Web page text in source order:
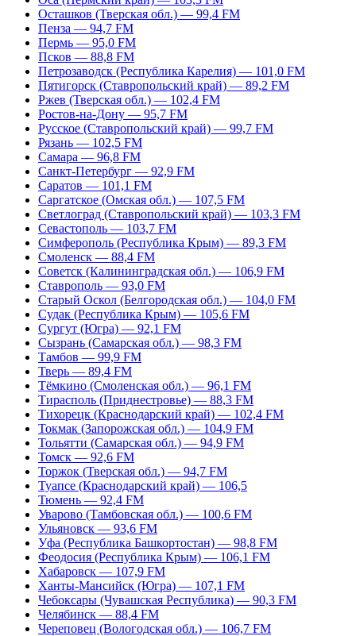
Осташков (Тверская обл.) — 99,4 FM
Пенза — 94,7 FM
Пермь — 95,0 FM
Псков — 88,8 FM
Петрозаводск (Республика Карелия) — 101,0 FM
Пятигорск (Ставропольский край) — 89,2 FM
Ржев (Тверская обл.) — 102,4 FM
Ростов-на-Дону — 95,7 FM
Русское (Ставропольский край) — 99,7 FM
Рязань — 102,5 FM
Самара — 96,8 FM
Санкт-Петербург — 92,9 FM
Саратов — 101,1 FM
Саргатское (Омская обл.) — 107,5 FM
Светлоград (Ставропольский край) — 103,3 FM
Севастополь — 103,7 FM
Симферополь (Республика Крым) — 89,3 FM
Смоленск — 88,4 FM
Советск (Калининградская обл.) — 106,9 FM
Ставрополь — 93,0 FM
Старый Оскол (Белгородская обл.) — 104,0 FM
Судак (Республика Крым) — 105,6 FM
Сургут (Югра) — 92,1 FM
Сызрань (Самарская обл.) — 98,3 FM
Тамбов — 99,9 FM
Тверь — 89,4 FM
Тёмкино (Смоленская обл.) — 96,1 FM
Тирасполь (Приднестровье) — 88,3 FM
Тихорецк (Краснодарский край) — 102,4 FM
Токмак (Запорожская обл.) — 104,9 FM
Тольятти (Самарская обл.) — 94,9 FM
Томск — 92,6 FM
Торжок (Тверская обл.) — 94,7 FM
Туапсе (Краснодарский край) — 106,5
Тюмень — 92,4 FM
Уварово (Тамбовская обл.) — 100,6 FM
Ульяновск — 93,6 FM
Уфа (Республика Башкортостан) — 98,8 FM
Феодосия (Республика Крым) — 106,1 FM
Хабаровск — 107,9 FM
Ханты-Мансийск (Югра) — 107,1 FM
Чебоксары (Чувашская Республика) — 90,3 FM
Челябинск — 88,4 FM
Череповец (Вологодская обл.) — 106,7 FM